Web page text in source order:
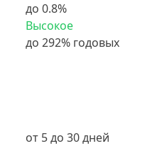
до 0.8%
Высокое
от 5 до 30 дней